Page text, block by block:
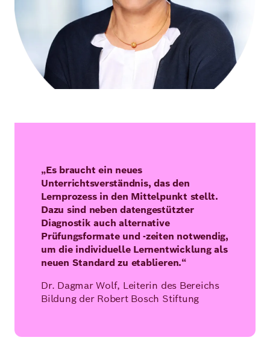
„Es braucht ein neues
Unterrichtsverständnis, das den
Lernprozess in den Mittelpunkt stellt.
Dazu sind neben datengestützter
Diagnostik auch alternative
Prüfungsformate und -zeiten notwendig,
um die individuelle Lernentwicklung als
neuen Standard zu etablieren.“
Dr. Dagmar Wolf, Leiterin des Bereichs
Bildung der Robert Bosch Stiftung